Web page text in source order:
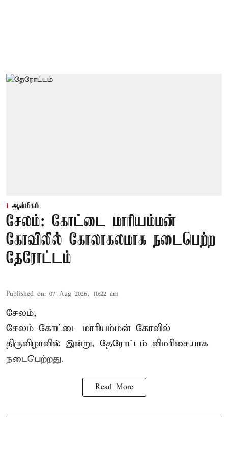
ஆன்மிகம்
சேலம்: கோட்டை மாரியம்மன்
கோவிலில் கோலாகலமாக நடைபெற்ற
தேரோட்டம்
Published on: 07 Aug 2026, 10:22 am
சேலம்,
சேலம் கோட்டை மாரியம்மன் கோவில்
திருவிழாவில் இன்று, தேரோட்டம் விமரிசையாக
நடைபெற்றது.
Read More